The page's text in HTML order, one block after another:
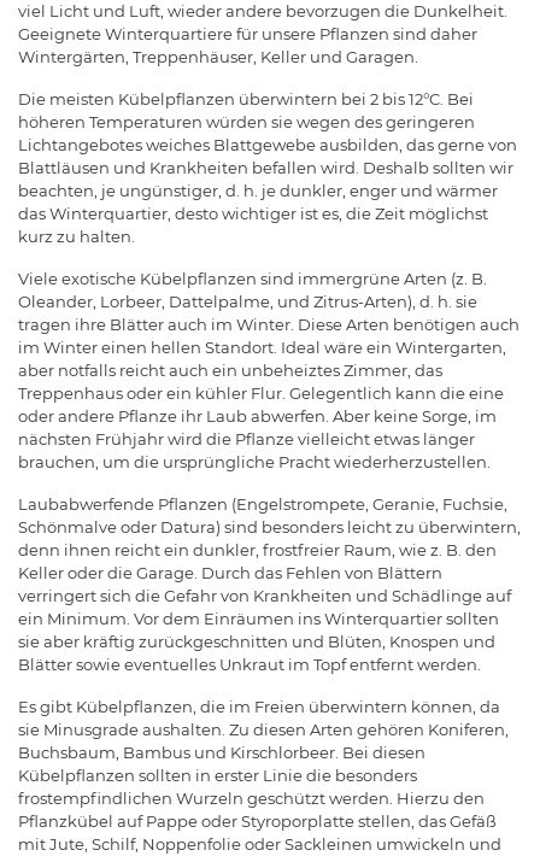
viel Licht und Luft, wieder andere bevorzugen die Dunkelheit.
Geeignete Winterquartiere für unsere Pflanzen sind daher
Wintergärten, Treppenhäuser, Keller und Garagen.
Die meisten Kübelpflanzen überwintern bei 2 bis 12°C. Bei
höheren Temperaturen würden sie wegen des geringeren
Lichtangebotes weiches Blattgewebe ausbilden, das gerne von
Blattläusen und Krankheiten befallen wird. Deshalb sollten wir
beachten, je ungünstiger, d. h. je dunkler, enger und wärmer
das Winterquartier, desto wichtiger ist es, die Zeit möglichst
kurz zu halten.
Viele exotische Kübelpflanzen sind immergrüne Arten (z. B.
Oleander, Lorbeer, Dattelpalme, und Zitrus-Arten), d. h. sie
tragen ihre Blätter auch im Winter. Diese Arten benötigen auch
im Winter einen hellen Standort. Ideal wäre ein Wintergarten,
aber notfalls reicht auch ein unbeheiztes Zimmer, das
Treppenhaus oder ein kühler Flur. Gelegentlich kann die eine
oder andere Pflanze ihr Laub abwerfen. Aber keine Sorge, im
nächsten Frühjahr wird die Pflanze vielleicht etwas länger
brauchen, um die ursprüngliche Pracht wiederherzustellen.
Laubabwerfende Pflanzen (Engelstrompete, Geranie, Fuchsie,
Schönmalve oder Datura) sind besonders leicht zu überwintern,
denn ihnen reicht ein dunkler, frostfreier Raum, wie z. B. den
Keller oder die Garage. Durch das Fehlen von Blättern
verringert sich die Gefahr von Krankheiten und Schädlinge auf
ein Minimum. Vor dem Einräumen ins Winterquartier sollten
sie aber kräftig zurückgeschnitten und Blüten, Knospen und
Blätter sowie eventuelles Unkraut im Topf entfernt werden.
Es gibt Kübelpflanzen, die im Freien überwintern können, da
sie Minusgrade aushalten. Zu diesen Arten gehören Koniferen,
Buchsbaum, Bambus und Kirschlorbeer. Bei diesen
Kübelpflanzen sollten in erster Linie die besonders
frostempfindlichen Wurzeln geschützt werden. Hierzu den
Pflanzkübel auf Pappe oder Styroporplatte stellen, das Gefäß
mit Jute, Schilf, Noppenfolie oder Sackleinen umwickeln und